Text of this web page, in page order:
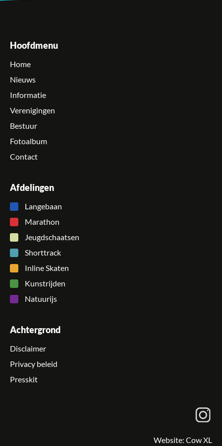
Hoofdmenu
Home
Nieuws
Informatie
Verenigingen
Bestuur
Fotoalbum
Contact
Afdelingen
Langebaan
Marathon
Jeugdschaatsen
Shorttrack
Inline Skaten
Kunstrijden
Natuurijs
Achtergrond
Disclaimer
Privacy beleid
Presskit
Website: Cow XL